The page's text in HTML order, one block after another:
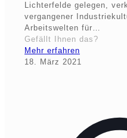
Lichterfelde gelegen,
vergangener
Arbeitswelten für…
Gefällt Ihnen das?
Mehr erfahren
18. März 2021